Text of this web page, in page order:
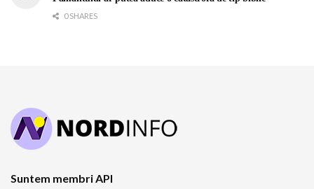
0 SHARES
Suntem membri API